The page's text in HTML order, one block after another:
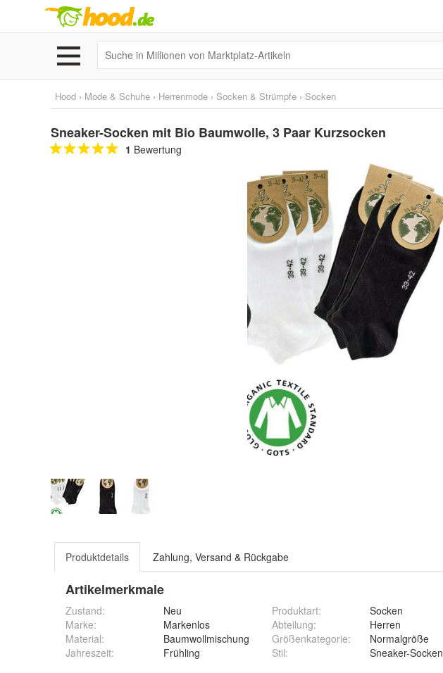
Hood › Mode & Schuhe › Herrenmode › Socken & Strümpfe › Socken
Sneaker-Socken mit Bio Baumwolle, 3 Paar Kurzsocken
1 Bewertung
Produktdetails Zahlung, Versand & Rückgabe
Artikelmerkmale
Zustand:
Neu
Marke:
Markenlos
Material:
Baumwollmischung
Jahreszeit: Frühling
Produktart:
Socken
Abteilung:
Herren
Größenkategorie:
Normalgröße
Stil: Sneaker-Socken